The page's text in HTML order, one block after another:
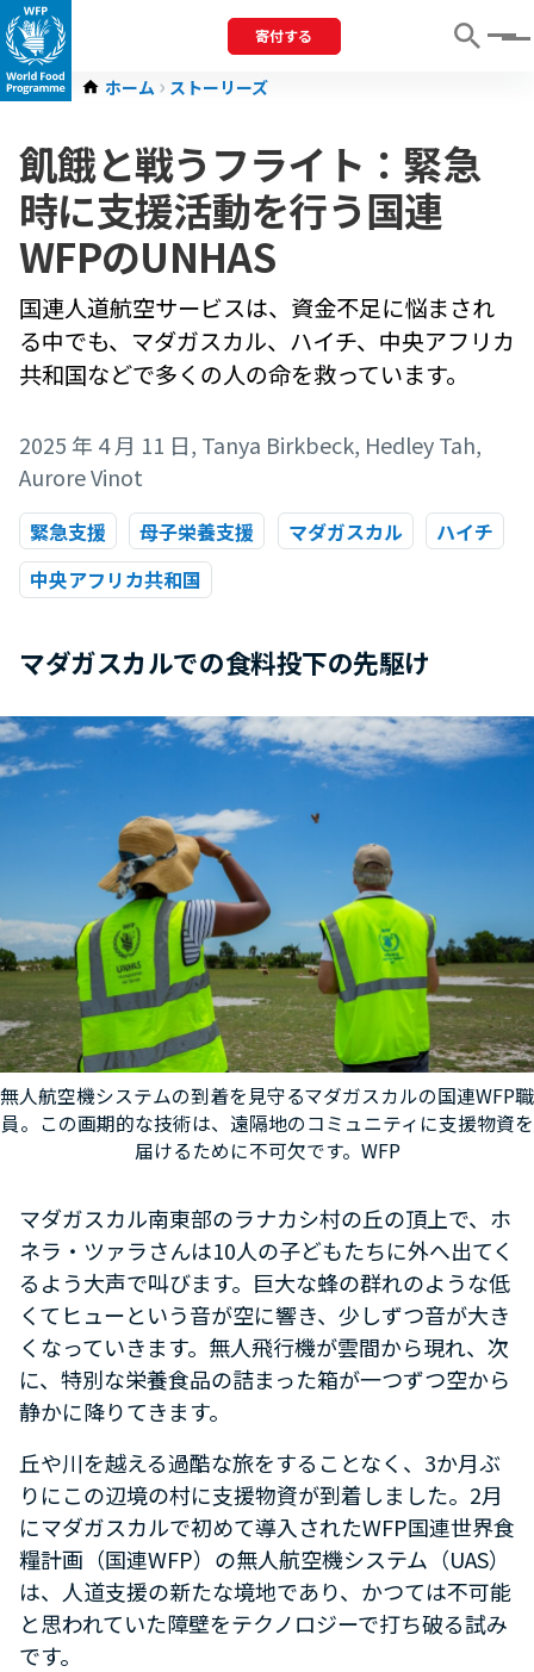
寄付する Menu
ホーム ストーリーズ
飢餓と戦うフライト：緊急
時に支援活動を行う国連
WFPのUNHAS
国連人道航空サービスは、資金不足に悩まされ
る中でも、マダガスカル、ハイチ、中央アフリカ
共和国などで多くの人の命を救っています。
2025 年 4 月 11 日, Tanya Birkbeck, Hedley Tah,
Aurore Vinot
緊急支援 母子栄養支援 マダガスカル
ハイチ
中央アフリカ共和国
マダガスカルでの食料投下の先駆け
無人航空機システムの到着を見守るマダガスカルの国連WFP職
員。この画期的な技術は、遠隔地のコミュニティに支援物資を
届けるために不可欠です。WFP
マダガスカル南東部のラナカシ村の丘の頂上で、ホ
ネラ・ツァラさんは10人の子どもたちに外へ出てく
るよう大声で叫びます。巨大な蜂の群れのような低
くてヒューという音が空に響き、少しずつ音が大き
くなっていきます。無人飛行機が雲間から現れ、次
に、特別な栄養食品の詰まった箱が一つずつ空から
静かに降りてきます。
丘や川を越える過酷な旅をすることなく、3か月ぶ
りにこの辺境の村に支援物資が到着しました。2月
にマダガスカルで初めて導入されたWFP国連世界食
糧計画（国連WFP）の無人航空機システム（UAS）
は、人道支援の新たな境地であり、かつては不可能
と思われていた障壁をテクノロジーで打ち破る試み
です。